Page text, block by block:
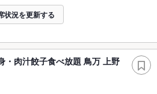
状況を更新する
・肉汁餃子食べ放題 鳥万 上野